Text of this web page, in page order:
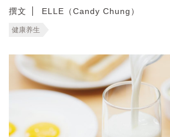
撰文 ELLE（Candy Chung）
健康养生